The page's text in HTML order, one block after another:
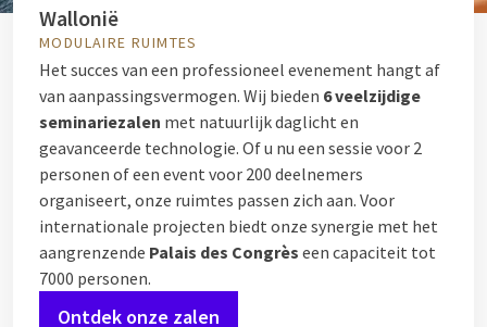
Wallonië
MODULAIRE RUIMTES
Het succes van een professioneel evenement hangt af
van aanpassingsvermogen. Wij bieden 6 veelzijdige
seminariezalen met natuurlijk daglicht en
geavanceerde technologie. Of u nu een sessie voor 2
personen of een event voor 200 deelnemers
organiseert, onze ruimtes passen zich aan. Voor
internationale projecten biedt onze synergie met het
aangrenzende Palais des Congrès een capaciteit tot
7000 personen.
Ontdek onze zalen